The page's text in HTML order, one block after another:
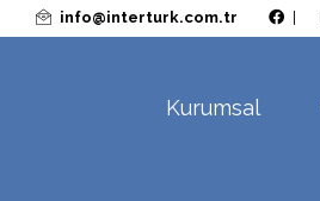
info@interturk.com.tr
Kurumsal